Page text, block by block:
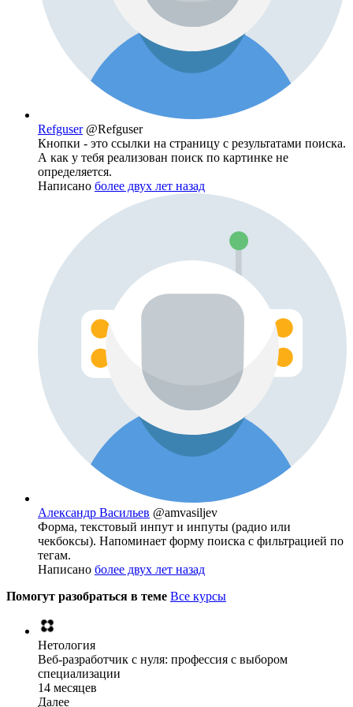
Refguser @Refguser
Кнопки - это ссылки на страницу с результатами поиска.
А как у тебя реализован поиск по картинке не
определяется.
Написано более двух лет назад
Александр Васильев @amvasiljev
Форма, текстовый инпут и инпуты (радио или
чекбоксы). Напоминает форму поиска с фильтрацией по
тегам.
Написано более двух лет назад
Помогут разобраться в теме Все курсы
Нетология
Веб-разработчик с нуля: профессия с выбором
специализации
14 месяцев
Далее